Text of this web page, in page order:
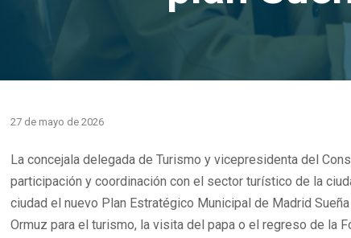
27 de mayo de 2026
La concejala delegada de Turismo y vicepresidenta del
participación y coordinación con el sector turístico de la
ciudad el nuevo Plan Estratégico Municipal de Madrid
Ormuz para el turismo, la visita del papa o el regreso de la